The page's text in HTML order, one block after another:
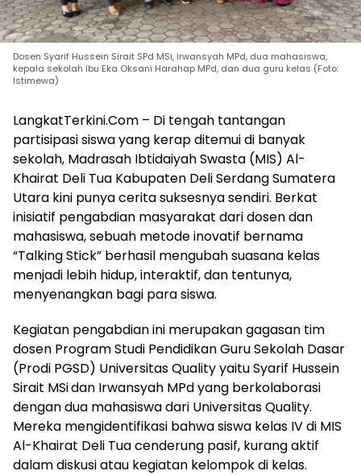
Dosen Syarif Hussein Sirait SPd MSi, Irwansyah MPd, dua mahasiswa,
kepala sekolah Ibu Eka Oksani Harahap MPd, dan dua guru kelas (Foto:
Istimewa)
LangkatTerkini.Com – Di tengah tantangan
partisipasi siswa yang kerap ditemui di banyak
sekolah, Madrasah Ibtidaiyah Swasta (MIS) Al-
Khairat Deli Tua Kabupaten Deli Serdang Sumatera
Utara kini punya cerita suksesnya sendiri. Berkat
inisiatif pengabdian masyarakat dari dosen dan
mahasiswa, sebuah metode inovatif bernama
“Talking Stick” berhasil mengubah suasana kelas
menjadi lebih hidup, interaktif, dan tentunya,
menyenangkan bagi para siswa.
Kegiatan pengabdian ini merupakan gagasan tim
dosen Program Studi Pendidikan Guru Sekolah Dasar
(Prodi PGSD) Universitas Quality yaitu Syarif Hussein
Sirait MSidan Irwansyah MPd yang berkolaborasi
dengan dua mahasiswa dari Universitas Quality.
Mereka mengidentifikasi bahwa siswa kelas IV di MIS
Al-Khairat Deli Tua cenderung pasif, kurang aktif
dalam diskusi atau kegiatan kelompok di kelas.